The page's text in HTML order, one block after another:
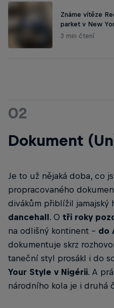
Známe vítěze
parket v New
3 min čtení
02
Dokument
Je to už nějaká doba, co
propracovaného
divákům přiblížil
dancehall. O tři roky
na odlišný kontinent - do
dokumentuje skrz
taneční styl prosákl i do
Your Style v Nigérii. A
národního kola je i druhá